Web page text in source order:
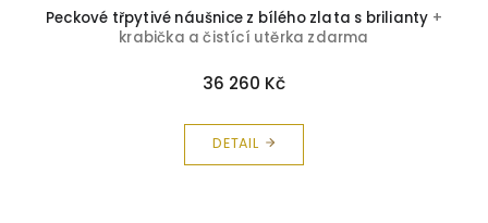
Peckové třpytivé náušnice z bílého zlata s brilianty +
krabička a čistící utěrka zdarma
36 260 Kč
DETAIL